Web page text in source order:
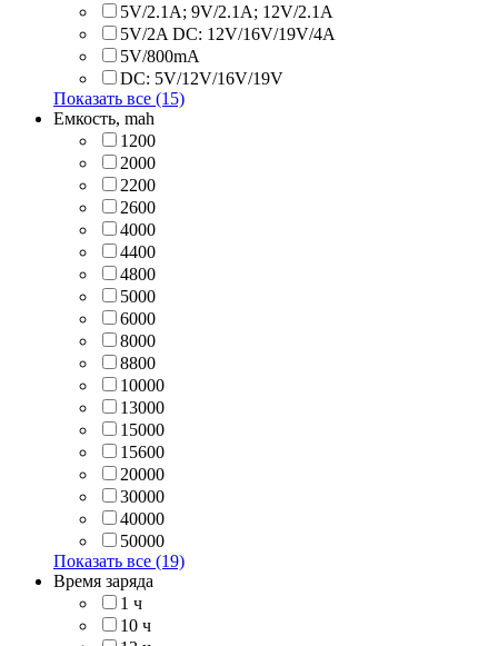
5V/2.1A; 9V/2.1A; 12V/2.1A
5V/2A DC: 12V/16V/19V/4A
5V/800mA
DC: 5V/12V/16V/19V
Показать все (15)
Емкость, mah
1200
2000
2200
2600
4000
4400
4800
5000
6000
8000
8800
10000
13000
15000
15600
20000
30000
40000
50000
Показать все (19)
Время заряда
1 ч
10 ч